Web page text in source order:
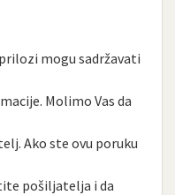
mogu sadržavati
Molimo Vas da
Ako ste ovu poruku
pošiljatelja i da